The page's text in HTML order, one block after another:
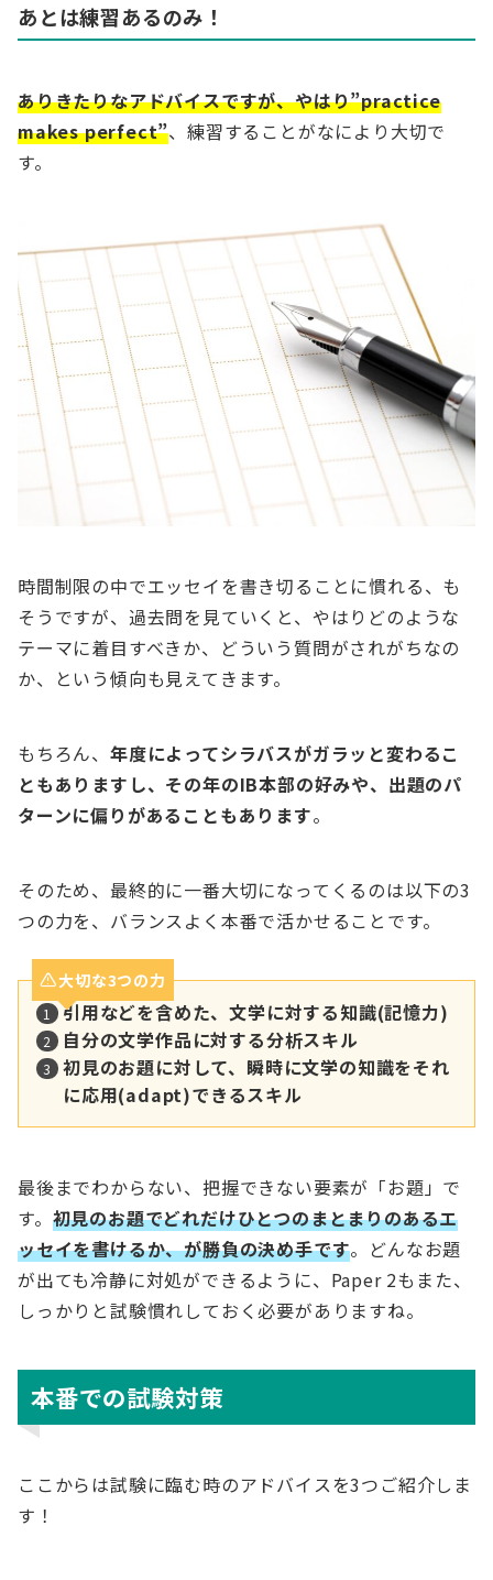
あとは練習あるのみ！
ありきたりなアドバイスですが、やはり”practice
makes perfect”、練習することがなにより大切で
す。
時間制限の中でエッセイを書き切ることに慣れる、も
そうですが、過去問を見ていくと、やはりどのような
テーマに着目すべきか、どういう質問がされがちなの
か、という傾向も見えてきます。
もちろん、 年度によってシラバスがガラッと変わるこ
ともありますし、その年のIB本部の好みや、出題のパ
ターンに偏りがあることもあります。
そのため、最終的に一番大切になってくるのは以下の3
つの力を、バランスよく本番で活かせることです。
大切な3つの力
引用などを含めた、文学に対する知識(記憶力)
自分の文学作品に対する分析スキル
初見のお題に対して、瞬時に文学の知識をそれ
に応用(adapt)できるスキル
最後までわからない、把握できない要素が「お題」で
す。 初見のお題でどれだけひとつのまとまりのあるエ
ッセイを書けるか、が勝負の決め手です。どんなお題
が出ても冷静に対処ができるように、Paper 2もまた、
しっかりと試験慣れしておく必要がありますね。
本番での試験対策
ここからは試験に臨む時のアドバイスを3つご紹介しま
す！